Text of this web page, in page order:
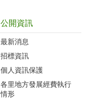
公開資訊
最新消息
招標資訊
個人資訊保護
各里地方發展經費執行
情形